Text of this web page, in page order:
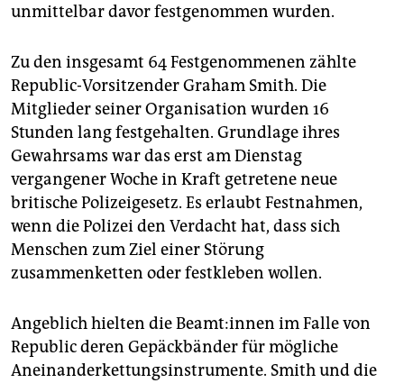
unmittelbar davor festgenommen wurden.
Zu den insgesamt 64 Festgenommenen zählte
Republic-Vorsitzender Graham Smith. Die
Mitglieder seiner Organisation wurden 16
Stunden lang festgehalten. Grundlage ihres
Gewahrsams war das erst am Dienstag
vergangener Woche in Kraft getretene neue
britische Polizeigesetz. Es erlaubt Festnahmen,
wenn die Polizei den Verdacht hat, dass sich
Menschen zum Ziel einer Störung
zusammenketten oder festkleben wollen.
Angeblich hielten die Be­am­t:in­nen im Falle von
Republic deren Gepäckbänder für mögliche
Aneinanderkettungsinstrumente. Smith und die